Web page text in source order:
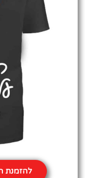
להזמנת